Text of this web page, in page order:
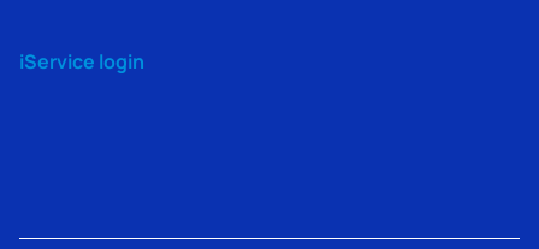
iService login